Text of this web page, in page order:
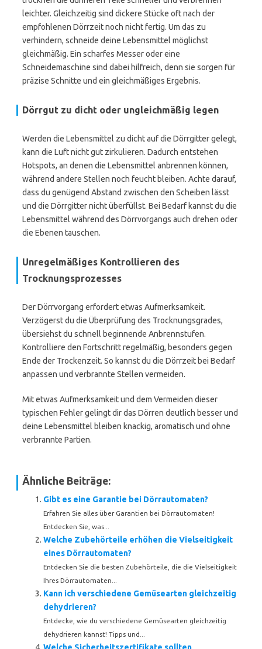
leichter. Gleichzeitig sind dickere Stücke oft nach der
empfohlenen Dörrzeit noch nicht fertig. Um das zu
verhindern, schneide deine Lebensmittel möglichst
gleichmäßig. Ein scharfes Messer oder eine
Schneidemaschine sind dabei hilfreich, denn sie sorgen für
präzise Schnitte und ein gleichmäßiges Ergebnis.
Dörrgut zu dicht oder ungleichmäßig legen
Werden die Lebensmittel zu dicht auf die Dörrgitter gelegt,
kann die Luft nicht gut zirkulieren. Dadurch entstehen
Hotspots, an denen die Lebensmittel anbrennen können,
während andere Stellen noch feucht bleiben. Achte darauf,
dass du genügend Abstand zwischen den Scheiben lässt
und die Dörrgitter nicht überfüllst. Bei Bedarf kannst du die
Lebensmittel während des Dörrvorgangs auch drehen oder
die Ebenen tauschen.
Unregelmäßiges Kontrollieren des
Trocknungsprozesses
Der Dörrvorgang erfordert etwas Aufmerksamkeit.
Verzögerst du die Überprüfung des Trocknungsgrades,
übersiehst du schnell beginnende Anbrennstufen.
Kontrolliere den Fortschritt regelmäßig, besonders gegen
Ende der Trockenzeit. So kannst du die Dörrzeit bei Bedarf
anpassen und verbrannte Stellen vermeiden.
Mit etwas Aufmerksamkeit und dem Vermeiden dieser
typischen Fehler gelingt dir das Dörren deutlich besser und
deine Lebensmittel bleiben knackig, aromatisch und ohne
verbrannte Partien.
Ähnliche Beiträge:
Gibt es eine Garantie bei Dörrautomaten?
Erfahren Sie alles über Garantien bei Dörrautomaten!
Entdecken Sie, was...
Welche Zubehörteile erhöhen die Vielseitigkeit
eines Dörrautomaten?
Entdecken Sie die besten Zubehörteile, die die Vielseitigkeit
Ihres Dörrautomaten...
Kann ich verschiedene Gemüsearten gleichzeitig
dehydrieren?
Entdecke, wie du verschiedene Gemüsearten gleichzeitig
dehydrieren kannst! Tipps und...